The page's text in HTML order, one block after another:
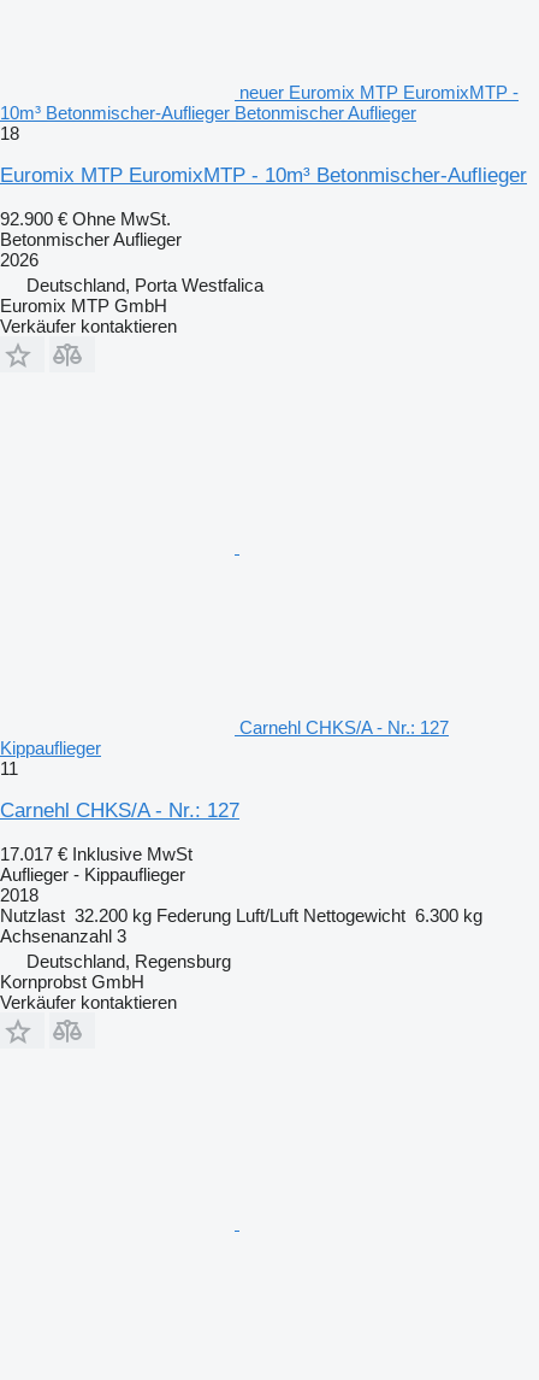
neuer Euromix MTP EuromixMTP -
10m³ Betonmischer-Auflieger Betonmischer Auflieger
18
Euromix MTP EuromixMTP - 10m³ Betonmischer-Auflieger
92.900 € Ohne MwSt.
Betonmischer Auflieger
2026
Deutschland, Porta Westfalica
Euromix MTP GmbH
Verkäufer kontaktieren
Carnehl CHKS/A - Nr.: 127
Kippauflieger
11
Carnehl CHKS/A - Nr.: 127
17.017 € Inklusive MwSt
Auflieger - Kippauflieger
2018
Nutzlast 32.200 kg Federung Luft/Luft Nettogewicht 6.300 kg
Achsenanzahl 3
Deutschland, Regensburg
Kornprobst GmbH
Verkäufer kontaktieren